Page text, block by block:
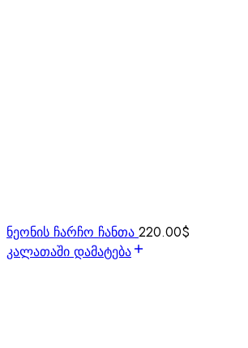
ნეონის ჩარჩო ჩანთა 220.00$
კალათაში დამატება